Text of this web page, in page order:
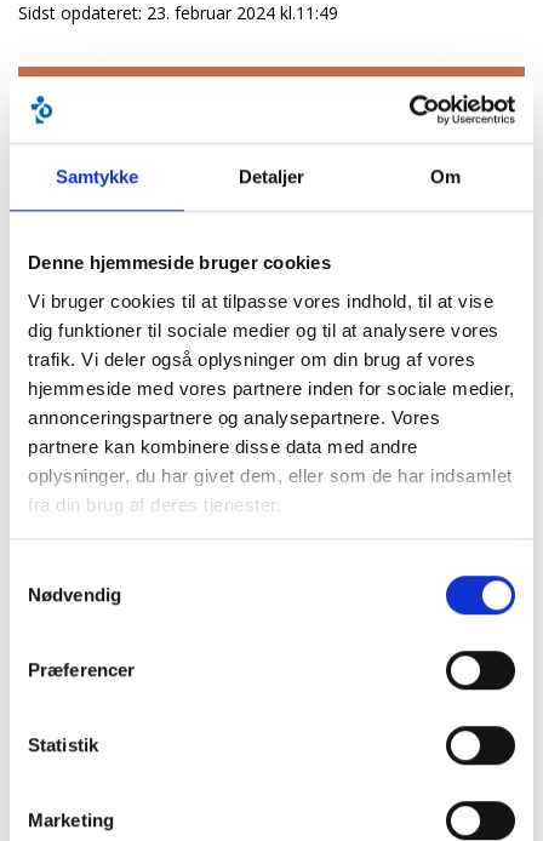
Samtykke Detaljer Om
Denne hjemmeside bruger cookies
Vi bruger cookies til at tilpasse vores indhold, til at vise
dig funktioner til sociale medier og til at analysere vores
trafik. Vi deler også oplysninger om din brug af vores
hjemmeside med vores partnere inden for sociale medier,
annonceringspartnere og analysepartnere. Vores
partnere kan kombinere disse data med andre
oplysninger, du har givet dem, eller som de har indsamlet
fra din brug af deres tjenester.
Nødvendig
Præferencer
Statistik
Marketing
Sidst opdateret: 23. februar 2024 kl.11:49
VIDEN OM CEREBRAL PARESE
Hvad er cerebral parese? ›
Typer af cerebral parese ›
Diagnosen ›
Grader ›
Behandling ›
Årsager ›
Træning ›
Hjælpemidler ›
Forløbsbeskrivelse for børn og unge med cerebral
De syv anbefalinger ›